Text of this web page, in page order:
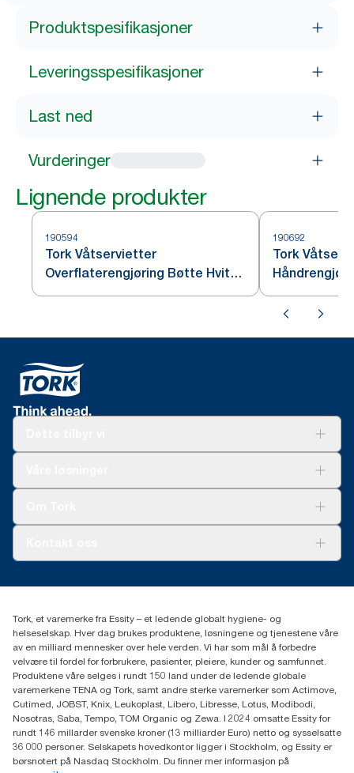
Produktspesifikasjoner
Leveringsspesifikasjoner
Last ned
Vurderinger
Lignende produkter
190594
Tork Våtservietter
Overflaterengjøring Bøtte Hvit
W15
190692
Tork
(+47) 22 70 62 00
Fredrik Selmers vei 6
0603 OSLO
Tork, et varemerke fra Essity – et ledende globalt hygiene- og
helseselskap. Hver dag brukes produktene, løsningene og tjenestene våre
av en milliard mennesker over hele verden. Vi har som mål å forbedre
velvære til fordel for forbrukere, pasienter, pleiere, kunder og samfunnet.
Produktene våre selges i rundt 150 land under de ledende globale
varemerkene TENA og Tork, samt andre sterke varemerker som Actimove,
Cutimed, JOBST, Knix, Leukoplast, Libero, Libresse, Lotus, Modibodi,
Nosotras, Saba, Tempo, TOM Organic og Zewa. I 2024 omsatte Essity for
rundt 146 millarder svenske kroner (13 milliarder Euro) netto og sysselsatte
36 000 personer. Selskapets hovedkontor ligger i Stockholm, og Essity er
børsnotert på Nasdaq Stockholm. Du finner mer informasjon på